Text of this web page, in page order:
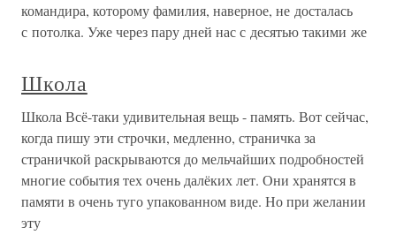
командира, которому фамилия, наверное, не досталась
с потолка. Уже через пару дней нас с десятью такими же
Школа
Школа Всё-таки удивительная вещь - память. Вот сейчас,
когда пишу эти строчки, медленно, страничка за
страничкой раскрываются до мельчайших подробностей
многие события тех очень далёких лет. Они хранятся в
памяти в очень туго упакованном виде. Но при желании
эту